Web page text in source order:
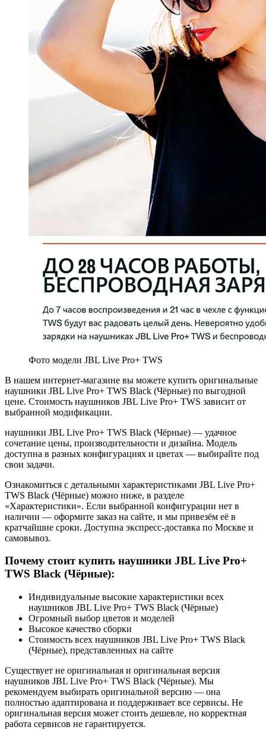
Фото модели JBL Live Pro+ TWS
В нашем интернет-магазине вы можете купить оригинальные
наушники JBL Live Pro+ TWS Black (Чёрные) по выгодной
цене. Стоимость наушников JBL Live Pro+ TWS зависит от
выбранной модификации.
наушники JBL Live Pro+ TWS Black (Чёрные) — удачное
сочетание цены, производительности и дизайна. Модель
доступна в разных конфигурациях и цветах — выбирайте под
свои задачи.
Ознакомиться с детальными характеристиками JBL Live Pro+
TWS Black (Чёрные) можно ниже, в разделе
«Характеристики». Если выбранной конфигурации нет в
наличии — оформите заказ на сайте, и мы привезём её в
кратчайшие сроки. Доступна экспресс-доставка по Москве и
самовывоз.
Почему стоит купить наушники JBL Live Pro+
TWS Black (Чёрные):
Индивидуальные высокие характеристики всех
наушников JBL Live Pro+ TWS Black (Чёрные)
Огромный выбор цветов и моделей
Высокое качество сборки
Стоимость всех наушников JBL Live Pro+ TWS Black
(Чёрные), представленных на сайте
Существует не оригинальная и оригинальная версия
наушников JBL Live Pro+ TWS Black (Чёрные). Мы
рекомендуем выбирать оригинальной версию — она
полностью адаптирована и поддерживает все сервисы. Не
оригинальная версия может стоить дешевле, но корректная
работа сервисов не гарантируется.